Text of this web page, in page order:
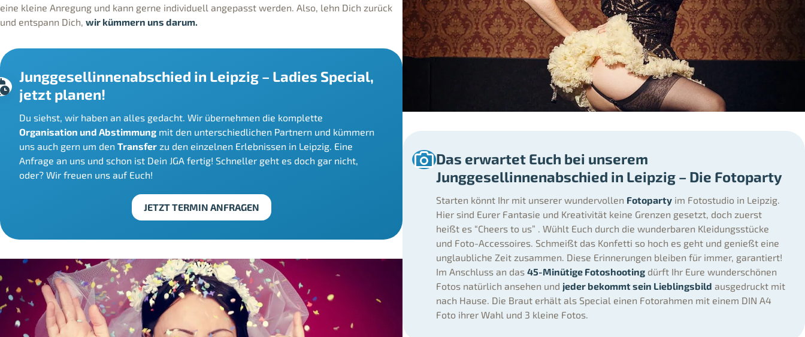
eine kleine Anregung und kann gerne individuell angepasst werden. Also, lehn Dich zurück
und entspann Dich, wir kümmern uns darum.
Junggesellinnenabschied in Leipzig – Ladies Special,
jetzt planen!
Du siehst, wir haben an alles gedacht. Wir übernehmen die komplette
Organisation und Abstimmung mit den unterschiedlichen Partnern und kümmern
uns auch gern um den Transfer zu den einzelnen Erlebnissen in Leipzig. Eine
Anfrage an uns und schon ist Dein JGA fertig! Schneller geht es doch gar nicht,
oder? Wir freuen uns auf Euch!
JETZT TERMIN ANFRAGEN
Das erwartet Euch bei unserem
Junggesellinnenabschied in Leipzig – Die Fotoparty
Starten könnt Ihr mit unserer wundervollen Fotoparty im Fotostudio in Leipzig.
Hier sind Eurer Fantasie und Kreativität keine Grenzen gesetzt, doch zuerst
heißt es “Cheers to us” . Wühlt Euch durch die wunderbaren Kleidungsstücke
und Foto-Accessoires. Schmeißt das Konfetti so hoch es geht und genießt eine
unglaubliche Zeit zusammen. Diese Erinnerungen bleiben für immer, garantiert!
Im Anschluss an das 45-Minütige Fotoshooting dürft Ihr Eure wunderschönen
Fotos natürlich ansehen und jeder bekommt sein Lieblingsbild ausgedruckt mit
nach Hause. Die Braut erhält als Special einen Fotorahmen mit einem DIN A4
Foto ihrer Wahl und 3 kleine Fotos.